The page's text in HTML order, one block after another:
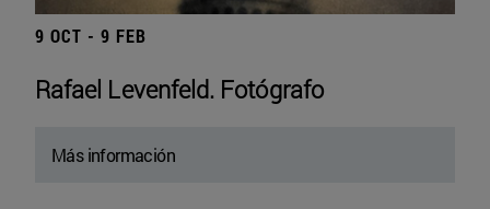
9 OCT - 9 FEB
Rafael Levenfeld. Fotógrafo
Más información